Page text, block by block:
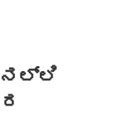
ನಲ್ಲಿ